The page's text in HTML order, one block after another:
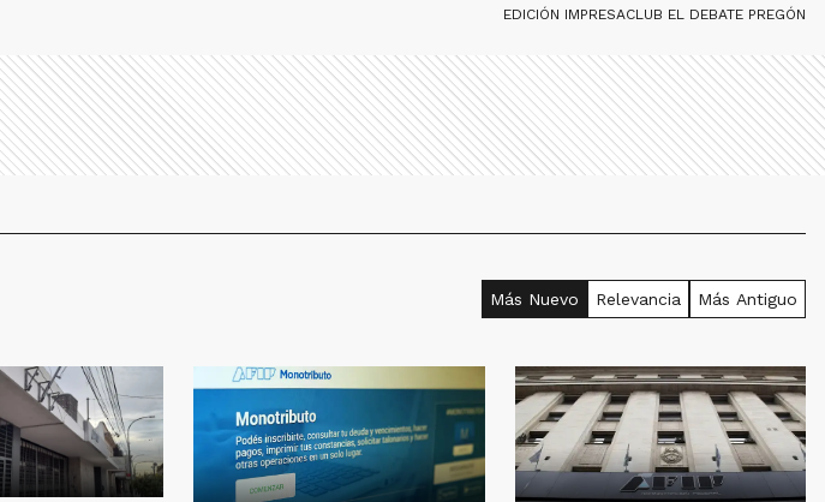
EDICIÓN IMPRESACLUB EL DEBATE PREGÓN
Más Nuevo Relevancia Más Antiguo